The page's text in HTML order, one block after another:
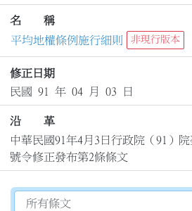
名 稱
平均地權條例施行細則
非現行版本
修正日期
民國 91 年 04 月 03 日
沿 革
中華民國91年4月3日行政院（91）院
號令修正發布第2條條文
切換選擇法規資訊內容